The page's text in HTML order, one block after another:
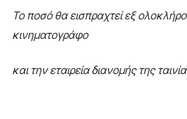
Το ποσό θα εισπραχτεί εξ
κινηματογράφο
και την εταιρεία διανομής της